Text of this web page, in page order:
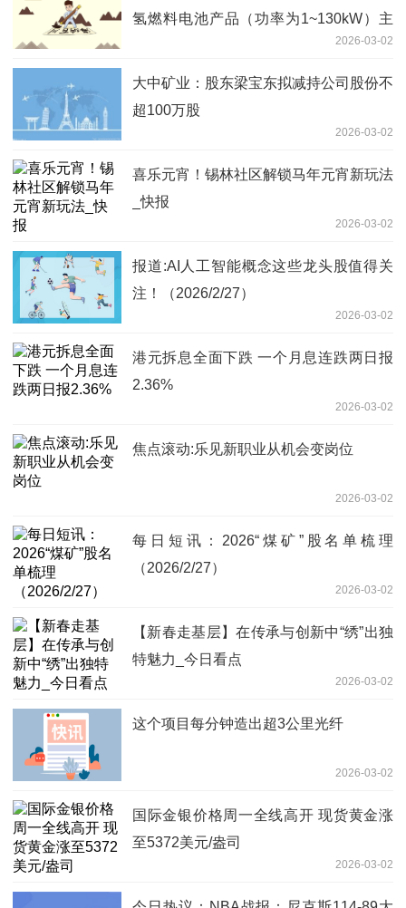
氢燃料电池产品（功率为1~130kW）主
要适用于交通、叉车、储能等领域2026-03-02
大中矿业：股东梁宝东拟减持公司股份不
超100万股
2026-03-02
喜乐元宵！锡林社区解锁马年元宵新玩法
_快报
2026-03-02
报道:AI人工智能概念这些龙头股值得关
注！（2026/2/27）
2026-03-02
港元拆息全面下跌 一个月息连跌两日报
2.36%
2026-03-02
焦点滚动:乐见新职业从机会变岗位
2026-03-02
每日短讯：2026“煤矿”股名单梳理
（2026/2/27）
2026-03-02
【新春走基层】在传承与创新中“绣”出独
特魅力_今日看点
2026-03-02
这个项目每分钟造出超3公里光纤
2026-03-02
国际金银价格周一全线高开 现货黄金涨
至5372美元/盎司
2026-03-02